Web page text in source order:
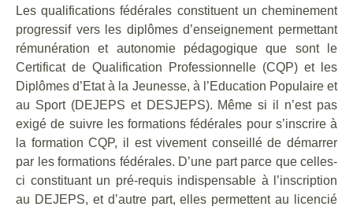
Les qualifications fédérales constituent un cheminement
progressif vers les diplômes d’enseignement permettant
rémunération et autonomie pédagogique que sont le
Certificat de Qualification Professionnelle (CQP) et les
Diplômes d’Etat à la Jeunesse, à l’Education Populaire et
au Sport (DEJEPS et DESJEPS). Même si il n’est pas
exigé de suivre les formations fédérales pour s’inscrire à
la formation CQP, il est vivement conseillé de démarrer
par les formations fédérales. D’une part parce que celles-
ci constituant un pré-requis indispensable à l’inscription
au DEJEPS, et d’autre part, elles permettent au licencié